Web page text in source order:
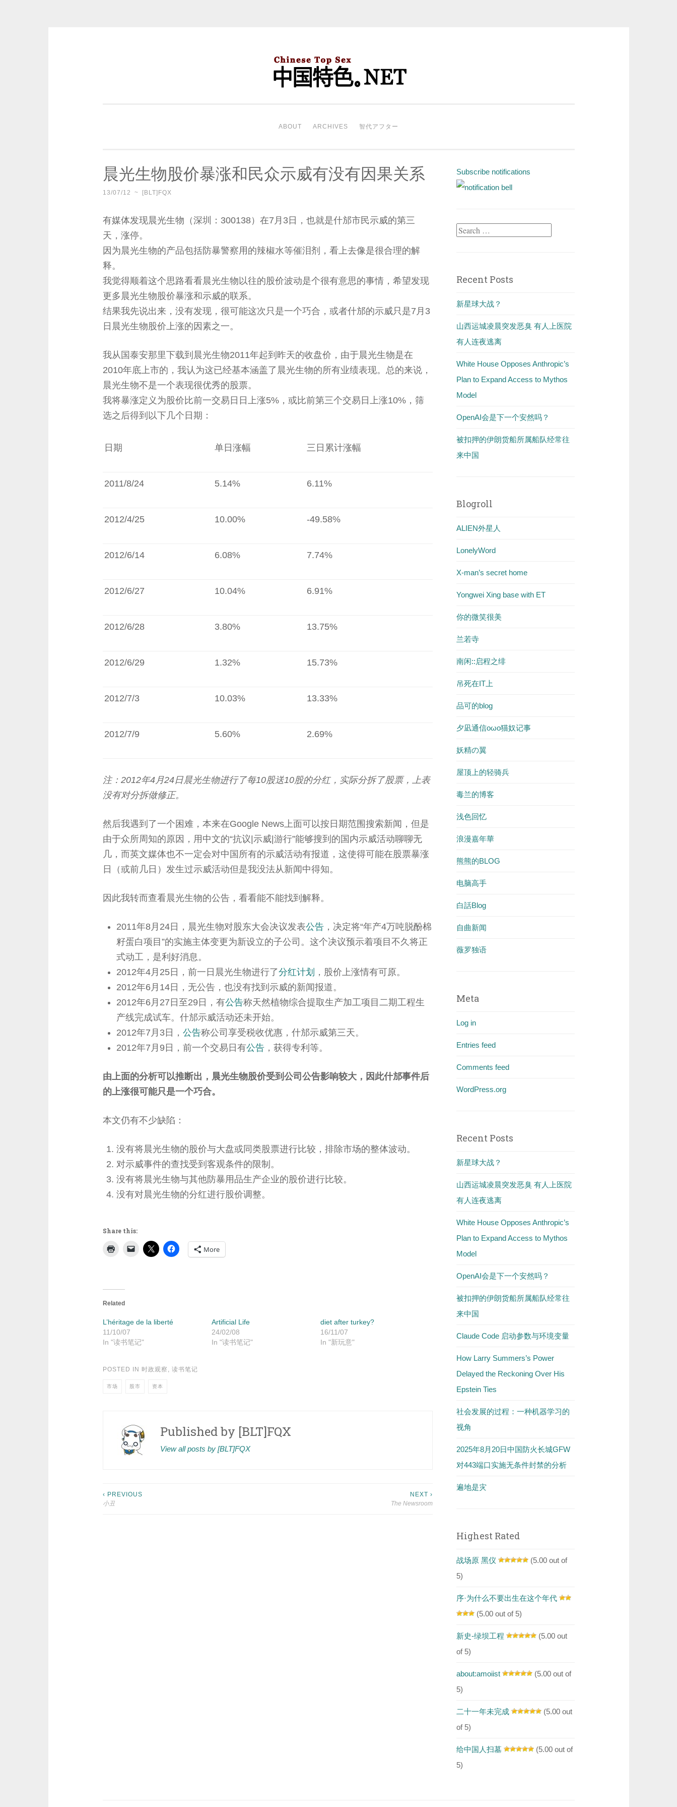
ABOUT ARCHIVES 智代アフター
晨光生物股价暴涨和民众示威有没有因果关系
13/07/12 ~ [BLT]FQX
有媒体发现晨光生物（深圳：300138）在7月3日，也就是什邡市民示威的第三
天，涨停。
因为晨光生物的产品包括防暴警察用的辣椒水等催泪剂，看上去像是很合理的解
释。
我觉得顺着这个思路看看晨光生物以往的股价波动是个很有意思的事情，希望发现
更多晨光生物股价暴涨和示威的联系。
结果我先说出来，没有发现，很可能这次只是一个巧合，或者什邡的示威只是7月3
日晨光生物股价上涨的因素之一。
我从国泰安那里下载到晨光生物2011年起到昨天的收盘价，由于晨光生物是在
2010年底上市的，我认为这已经基本涵盖了晨光生物的所有业绩表现。总的来说，
晨光生物不是一个表现很优秀的股票。
我将暴涨定义为股价比前一交易日日上涨5%，或比前第三个交易日上涨10%，筛
选之后得到以下几个日期：
日期 单日涨幅 三日累计涨幅
2011/8/24 5.14% 6.11%
2012/4/25 10.00% -49.58%
2012/6/14 6.08% 7.74%
2012/6/27 10.04% 6.91%
2012/6/28 3.80% 13.75%
2012/6/29 1.32% 15.73%
2012/7/3 10.03% 13.33%
2012/7/9 5.60% 2.69%
注：2012年4月24日晨光生物进行了每10股送10股的分红，实际分拆了股票，上表
没有对分拆做修正。
然后我遇到了一个困难，本来在Google News上面可以按日期范围搜索新闻，但是
由于众所周知的原因，用中文的“抗议|示威|游行”能够搜到的国内示威活动聊聊无
几，而英文媒体也不一定会对中国所有的示威活动有报道，这使得可能在股票暴涨
日（或前几日）发生过示威活动但是我没法从新闻中得知。
因此我转而查看晨光生物的公告，看看能不能找到解释。
2011年8月24日，晨光生物对股东大会决议发表公告，决定将“年产4万吨脱酚棉
籽蛋白项目”的实施主体变更为新设立的子公司。这个决议预示着项目不久将正
式动工，是利好消息。
2012年4月25日，前一日晨光生物进行了分红计划 ，股价上涨情有可原。
2012年6月14日，无公告，也没有找到示威的新闻报道。
2012年6月27日至29日，有公告称天然植物综合提取生产加工项目二期工程生
产线完成试车。什邡示威活动还未开始。
2012年7月3日， 公告称公司享受税收优惠，什邡示威第三天。
2012年7月9日，前一个交易日有公告，获得专利等。
由上面的分析可以推断出，晨光生物股价受到公司公告影响较大，因此什邡事件后
的上涨很可能只是一个巧合。
本文仍有不少缺陷：
没有将晨光生物的股价与大盘或同类股票进行比较，排除市场的整体波动。
对示威事件的查找受到客观条件的限制。
没有将晨光生物与其他防暴用品生产企业的股价进行比较。
没有对晨光生物的分红进行股价调整。
Share this:
More
Related
L’héritage de la liberté
11/10/07
In "读书笔记"
Artificial Life
24/02/08
In "读书笔记"
diet after turkey?
16/11/07
In "新玩意"
POSTED IN 时政观察 , 读书笔记
市场 股市 资本
Published by [BLT]FQX
View all posts by [BLT]FQX
Post
‹ PREVIOUS
小丑
NEXT ›
The Newsroom
Subscribe notifications
Search
Recent Posts
新星球大战？
山西运城凌晨突发恶臭 有人上医院
有人连夜逃离
White House Opposes Anthropic’s
Plan to Expand Access to Mythos
Model
OpenAI会是下一个安然吗？
被扣押的伊朗货船所属船队经常往
来中国
Blogroll
ALIEN外星人
LonelyWord
X-man’s secret home
Yongwei Xing base with ET
你的微笑很美
兰若寺
南闲::启程之绯
吊死在IT上
品可的blog
夕凪通信oωo猫奴记事
妖精の翼
屋顶上的轻骑兵
毒兰的博客
浅色回忆
浪漫嘉年華
熊熊的BLOG
电脑高手
白話Blog
自曲新闻
薇罗独语
Meta
Log in
Entries feed
Comments feed
WordPress.org
Recent Posts
新星球大战？
山西运城凌晨突发恶臭 有人上医院
有人连夜逃离
White House Opposes Anthropic’s
Plan to Expand Access to Mythos
Model
OpenAI会是下一个安然吗？
被扣押的伊朗货船所属船队经常往
来中国
Claude Code 启动参数与环境变量
How Larry Summers’s Power
Delayed the Reckoning Over His
Epstein Ties
社会发展的过程：一种机器学习的
视角
2025年8月20日中国防火长城GFW
对443端口实施无条件封禁的分析
遍地是灾
Highest Rated
战场原 黑仪
(5.00 out of
5)
序·为什么不要出生在这个年代
(5.00 out of 5)
新史-绿坝工程
(5.00 out
of 5)
about:amoiist
(5.00 out of
5)
二十一年未完成
(5.00 out
of 5)
给中国人扫墓
(5.00 out of
5)